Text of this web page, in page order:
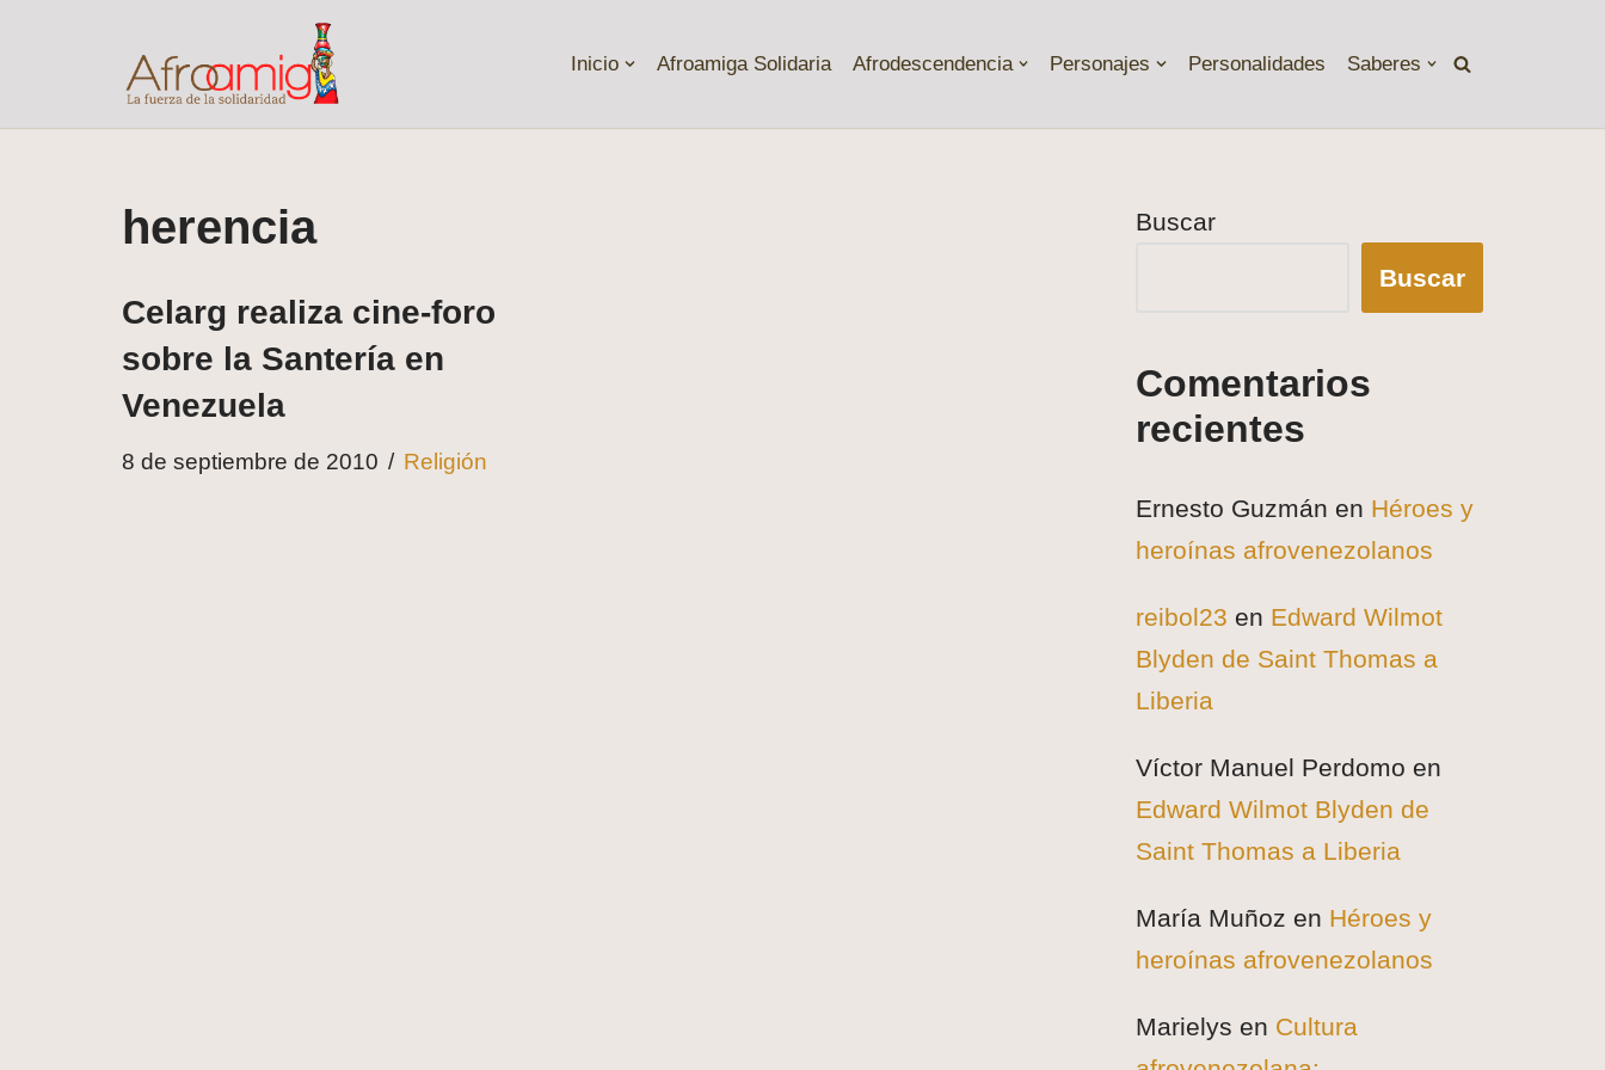
Inicio Afroamiga Solidaria Afrodescendencia Personajes Personalidades Saberes
herencia
Celarg realiza cine-foro
sobre la Santería en
Venezuela
8 de septiembre de 2010 Religión
Buscar
Buscar
Comentarios
recientes
Ernesto Guzmán en Héroes y
heroínas afrovenezolanos
reibol23 en Edward Wilmot
Blyden de Saint Thomas a
Liberia
Víctor Manuel Perdomo en
Edward Wilmot Blyden de
Saint Thomas a Liberia
María Muñoz en Héroes y
heroínas afrovenezolanos
Marielys en Cultura